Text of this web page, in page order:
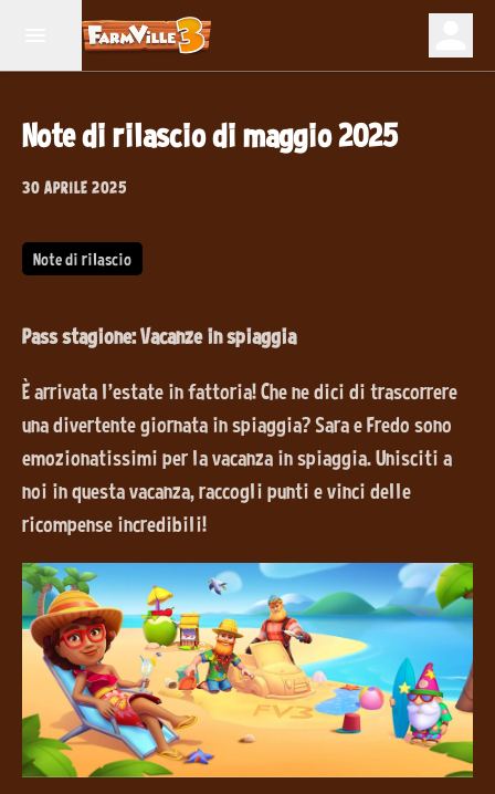
Note di rilascio di maggio 2025
30 APRILE 2025
Note di rilascio
Pass stagione: Vacanze in spiaggia
È arrivata l'estate in fattoria! Che ne dici di trascorrere
una divertente giornata in spiaggia? Sara e Fredo sono
emozionatissimi per la vacanza in spiaggia. Unisciti a
noi in questa vacanza, raccogli punti e vinci delle
ricompense incredibili!